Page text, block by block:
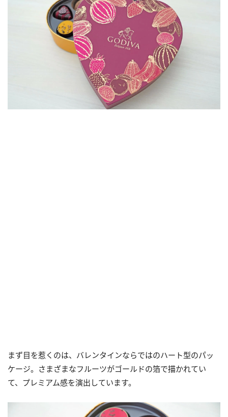
まず目を惹くのは、バレンタインならではのハート型のパッ
ケージ。さまざまなフルーツがゴールドの箔で描かれてい
て、プレミアム感を演出しています。